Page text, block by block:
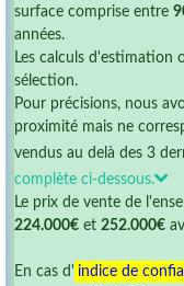
surface comprise entre
années.
Les calculs d'estimation
sélection.
Pour précisions, nous
proximité mais ne
vendus au delà des 3
complète ci-dessous.
Le prix de vente de
224.000€ et 252.000€
En cas d' indice de